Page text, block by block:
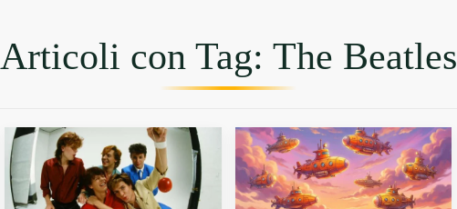
Articoli con Tag: The Beatles